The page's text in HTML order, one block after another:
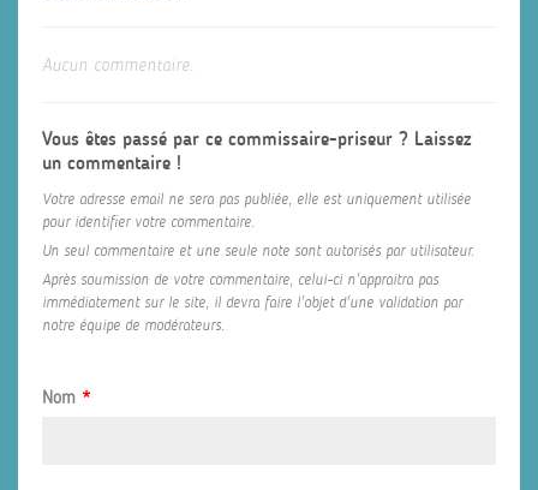
Aucun commentaire.
Vous êtes passé par ce commissaire-priseur ? Laissez
un commentaire !
Votre adresse email ne sera pas publiée, elle est uniquement utilisée
pour identifier votre commentaire.
Un seul commentaire et une seule note sont autorisés par utilisateur.
Après soumission de votre commentaire, celui-ci n'appraitra pas
immédiatement sur le site, il devra faire l'objet d'une validation par
notre équipe de modérateurs.
Nom *